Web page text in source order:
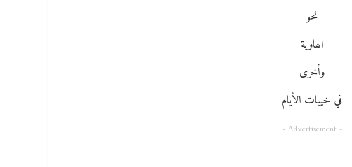
نحو
الهاوية
وأخرى
في خيبات الأيام
- Advertisement -